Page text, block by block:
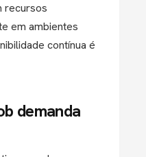
recursos
em ambientes
contínua é
demanda